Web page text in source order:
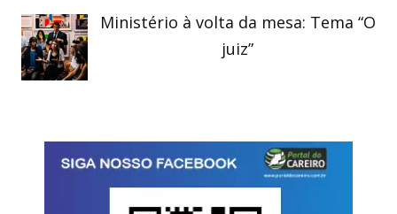
Ministério à volta da mesa: Tema “O
juiz”